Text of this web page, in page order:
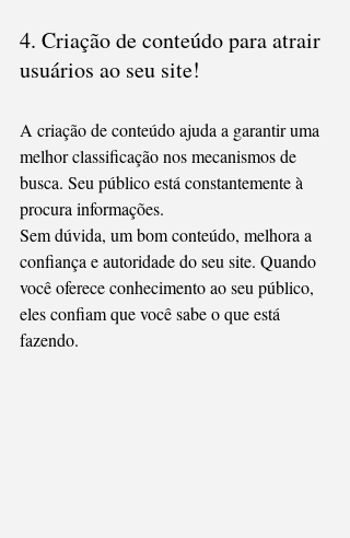
4. Criação de conteúdo para atrair
usuários ao seu site!
A criação de conteúdo ajuda a garantir uma
melhor classificação nos mecanismos de
busca. Seu público está constantemente à
procura informações.
Sem dúvida, um bom conteúdo, melhora a
confiança e autoridade do seu site. Quando
você oferece conhecimento ao seu público,
eles confiam que você sabe o que está
fazendo.